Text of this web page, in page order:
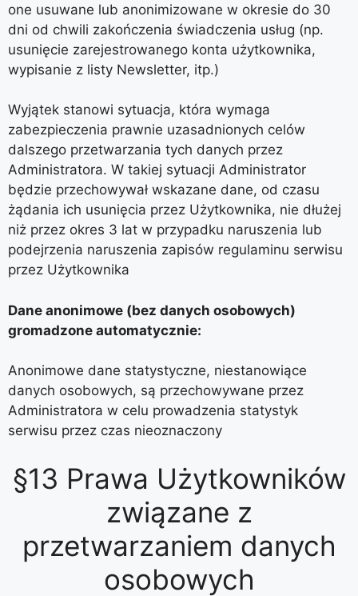
one usuwane lub anonimizowane w okresie do 30
dni od chwili zakończenia świadczenia usług (np.
usunięcie zarejestrowanego konta użytkownika,
wypisanie z listy Newsletter, itp.)
Wyjątek stanowi sytuacja, która wymaga
zabezpieczenia prawnie uzasadnionych celów
dalszego przetwarzania tych danych przez
Administratora. W takiej sytuacji Administrator
będzie przechowywał wskazane dane, od czasu
żądania ich usunięcia przez Użytkownika, nie dłużej
niż przez okres 3 lat w przypadku naruszenia lub
podejrzenia naruszenia zapisów regulaminu serwisu
przez Użytkownika
Dane anonimowe (bez danych osobowych)
gromadzone automatycznie:
Anonimowe dane statystyczne, niestanowiące
danych osobowych, są przechowywane przez
Administratora w celu prowadzenia statystyk
serwisu przez czas nieoznaczony
§13 Prawa Użytkowników
związane z
przetwarzaniem danych
osobowych